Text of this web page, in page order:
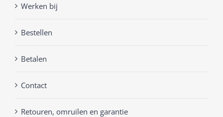
Werken bij
Bestellen
Betalen
Contact
Retouren, omruilen en garantie